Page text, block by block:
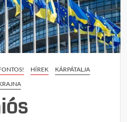
fújtak
le
egy
12
éves
HÍREK
KÁRPÁTALJA